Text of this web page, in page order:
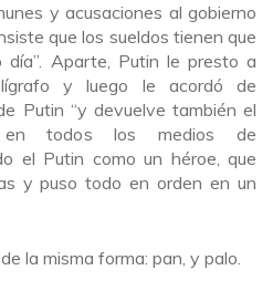
y acusaciones al gobierno
que los sueldos tienen que
día”. Aparte, Putin le presto a
y luego le acordó de
Putin “y devuelve también el
en todos los medios de
el Putin como un héroe, que
y puso todo en orden en un
la misma forma: pan, y palo.